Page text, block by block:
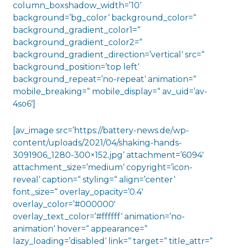
column_boxshadow_width=’10‘
background=’bg_color‘ background_color=“
background_gradient_color1=“
background_gradient_color2=“
background_gradient_direction=’vertical‘ src=“
background_position=’top left‘
background_repeat=’no-repeat‘ animation=“
mobile_breaking=“ mobile_display=“ av_uid=’av-
4so6′]
[av_image src=’https://battery-news.de/wp-
content/uploads/2021/04/shaking-hands-
3091906_1280-300×152.jpg‘ attachment=’6094′
attachment_size=’medium‘ copyright=’icon-
reveal‘ caption=“ styling=“ align=’center‘
font_size=“ overlay_opacity=’0.4′
overlay_color=’#000000′
overlay_text_color=’#ffffff‘ animation=’no-
animation‘ hover=“ appearance=“
lazy_loading=’disabled‘ link=“ target=“ title_attr=“